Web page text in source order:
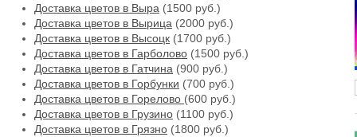
Доставка цветов в Выра (1500 руб.)
Доставка цветов в Вырица (2000 руб.)
Доставка цветов в Высоцк (1700 руб.)
Доставка цветов в Гарболово (1500 руб.)
Доставка цветов в Гатчина (900 руб.)
Доставка цветов в Горбунки (700 руб.)
Доставка цветов в Горелово (600 руб.)
Доставка цветов в Грузино (1100 руб.)
Доставка цветов в Грязно (1800 руб.)